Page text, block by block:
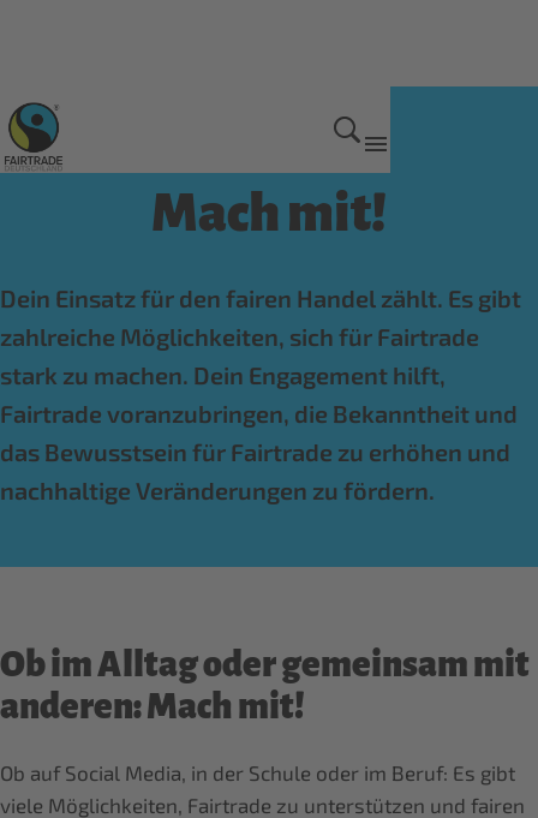
Home
Mach mit!
Dein Einsatz für den fairen Handel zählt. Es gibt
zahlreiche Möglichkeiten, sich für Fairtrade
stark zu machen. Dein Engagement hilft,
Fairtrade voranzubringen, die Bekanntheit und
das Bewusstsein für Fairtrade zu erhöhen und
nachhaltige Veränderungen zu fördern.
Ob im Alltag oder gemeinsam mit
anderen: Mach mit!
Ob auf Social Media, in der Schule oder im Beruf: Es gibt
viele Möglichkeiten, Fairtrade zu unterstützen und fairen